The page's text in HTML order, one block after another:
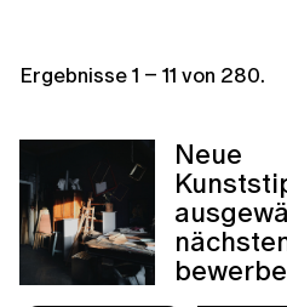
Ergebnisse1 – 11 von 280.
Neue